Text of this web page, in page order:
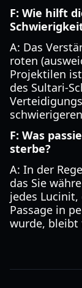
F: Wie hilft
A: Das
roten
Projektilen
des Sultari-
F: Was
sterbe?
A: In der
das Sie
jedes Lucinit,
Passage in
wurde,